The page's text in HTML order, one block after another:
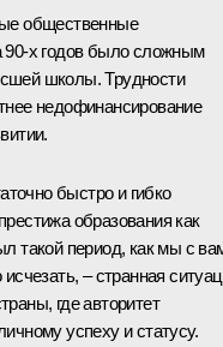
общественные
90-х годов было сложным
школы. Трудности
недофинансирование
быстро и гибко
образования как
такой период, как мы с
– странная
где авторитет
успеху и статусу.